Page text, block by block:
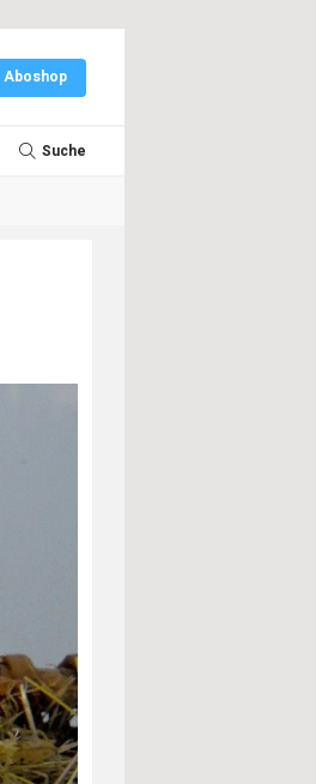
Aboshop
Suche